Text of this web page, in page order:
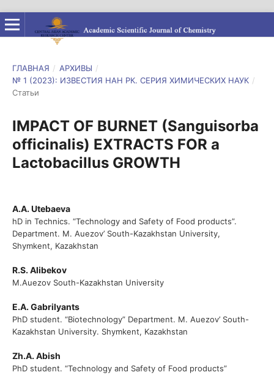
ГЛАВНАЯ / АРХИВЫ /
№ 1 (2023): ИЗВЕСТИЯ НАН РК. СЕРИЯ ХИМИЧЕСКИХ НАУК /
Статьи
IMPACT OF BURNET (Sanguisorba
officinalis) EXTRACTS FOR a
Lactobacillus GROWTH
A.A. Utebaeva
hD in Technics. “Technology and Safety of Food products”.
Department. M. Auezov’ South-Kazakhstan University,
Shymkent, Kazakhstan
R.S. Alibekov
M.Auezov South-Kazakhstan University
E.A. Gabrilyants
PhD student. “Biotechnology” Department. M. Auezov’ South-
Kazakhstan University. Shymkent, Kazakhstan
Zh.A. Abish
PhD student. “Technology and Safety of Food products”